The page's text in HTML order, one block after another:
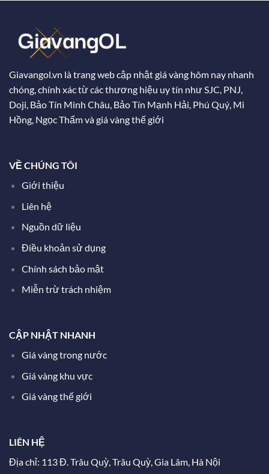
Giavangol.vn là trang web cập nhật giá vàng hôm nay nhanh
chóng, chính xác từ các thương hiệu uy tín như SJC, PNJ,
Doji, Bảo Tín Minh Châu, Bảo Tín Mạnh Hải, Phú Quý, Mi
Hồng, Ngọc Thẩm và giá vàng thế giới
VỀ CHÚNG TÔI
Giới thiệu
Liên hệ
Nguồn dữ liệu
Điều khoản sử dụng
Chính sách bảo mật
Miễn trừ trách nhiệm
CẬP NHẬT NHANH
Giá vàng trong nước
Giá vàng khu vực
Giá vàng thế giới
LIÊN HỆ
Địa chỉ: 113 Đ. Trâu Quỳ, Trâu Quỳ, Gia Lâm, Hà Nội